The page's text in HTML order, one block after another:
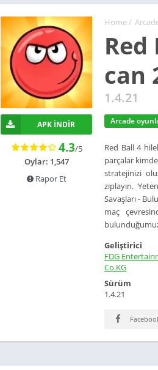
Home/
Red
can
1.4.21
Arcade
Red Ball 4
parçalar
stratejinizi
zıplayın.
Savaşları -
maç
APK İNDIR
4.3/5
Oylar: 1,547
Rapor Et
Geliştirici
FDG
Co.KG
Sürüm
1.4.21